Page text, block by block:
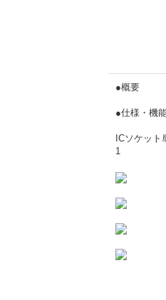
●概要
●仕様・機
ICソケッ
1